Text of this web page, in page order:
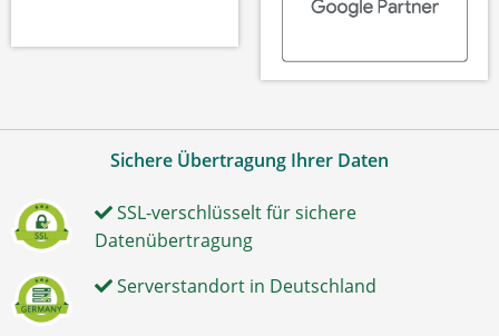
Sichere Übertragung Ihrer Daten
SSL-verschlüsselt für sichere
Datenübertragung
Serverstandort in Deutschland